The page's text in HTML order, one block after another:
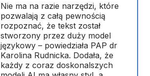
Nie ma na razie narzędzi, które
pozwalają z całą pewnością
rozpoznać, że tekst został
stworzony przez duży model
językowy – powiedziała PAP dr
Karolina Rudnicka. Dodała, że
każdy z coraz doskonalszych